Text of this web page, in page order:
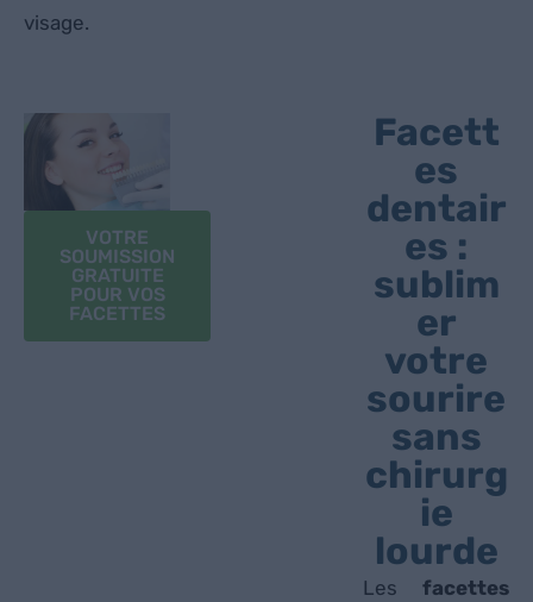
visage.
VOTRE
SOUMISSION
GRATUITE
POUR VOS
FACETTES
Facett
es
dentair
es :
sublim
er
votre
sourire
sans
chirurg
ie
lourde
Lesfacettes